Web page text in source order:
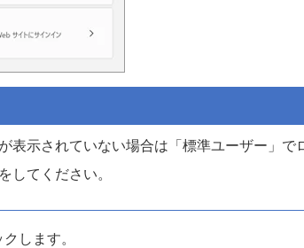
表示されていない場合は「標準ユーザー」で
してください。
します。